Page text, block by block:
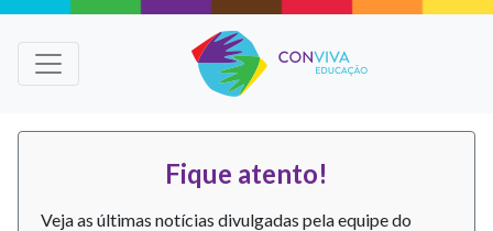
Fique atento!
Veja as últimas notícias divulgadas pela equipe do